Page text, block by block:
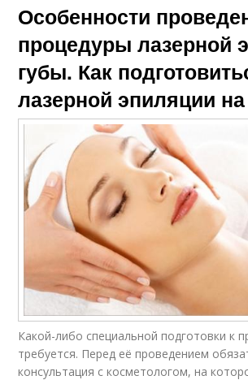
Особенности
процедуры лазерной
губы. Как
лазерной эпиляции
Какой-либо специальной подготовки к
требуется. Перед её проведением
консультация с косметологом, на